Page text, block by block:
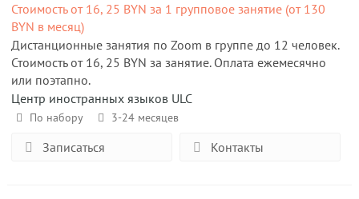
Стоимость от 16, 25 BYN за 1 групповое занятие (от 130
BYN в месяц)
Дистанционные занятия по Zoom в группе до 12 человек.
Стоимость от 16, 25 BYN за занятие. Оплата ежемесячно
или поэтапно.
Центр иностранных языков ULC
По набору 3-24 месяцев
Записаться Контакты